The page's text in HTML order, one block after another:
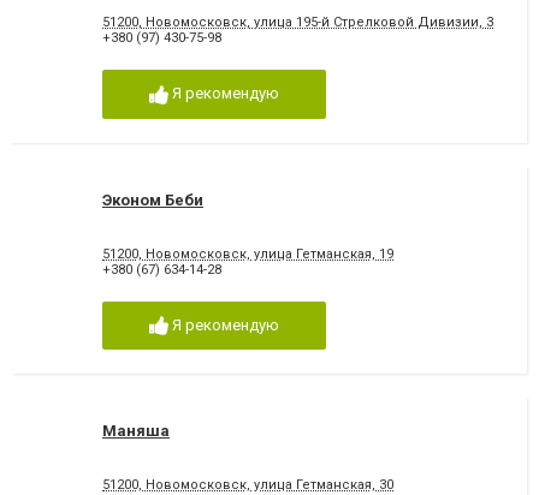
51200, Новомосковск, улица 195-й Стрелковой Дивизии, 3
+380 (97) 430-75-98
Я рекомендую
Эконом Беби
51200, Новомосковск, улица Гетманская, 19
+380 (67) 634-14-28
Я рекомендую
Маняша
51200, Новомосковск, улица Гетманская, 30